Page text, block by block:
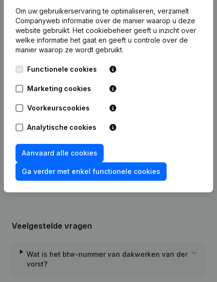
Publicatiesvan dakwerken van der vorst
15-01-2024 Wijziging(en) Statuten
27-04-2022 Ontslagnemingen - Benoemingen
Rubriek Oprichting (Nieuwe
Rechtspersoon, Opening Bijkantoor,
enz...)
Veelgestelde vragen
Wat is het btw-nummer van dakwerken van der
vorst?
Om uw gebruikerservaring te optimaliseren, verzamelt
Companyweb informatie over de manier waarop u deze
website gebruikt. Het cookiebeheer geeft u inzicht over
welke informatie het gaat en geeft u controle over de
manier waarop ze wordt gebruikt.
Functionele cookies
Marketing cookies
Voorkeurscookies
Analytische cookies
Aanvaard alle cookies
Ga verder met enkel functionele cookies